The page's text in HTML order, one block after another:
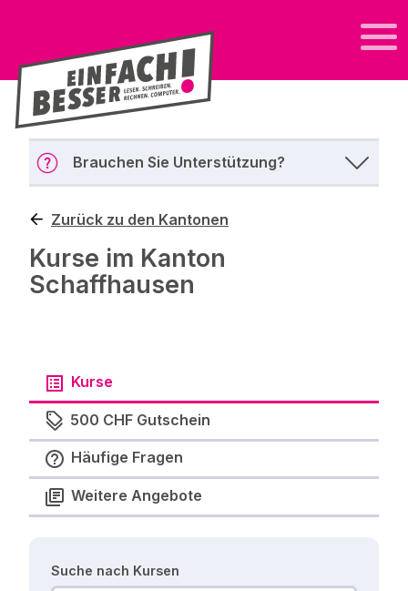
Brauchen Sie Unterstützung?
Zurück zu den Kantonen
Kurse im Kanton
Schaffhausen
Kurse
500 CHF Gutschein
Häufige Fragen
Weitere Angebote
Suche nach Kursen